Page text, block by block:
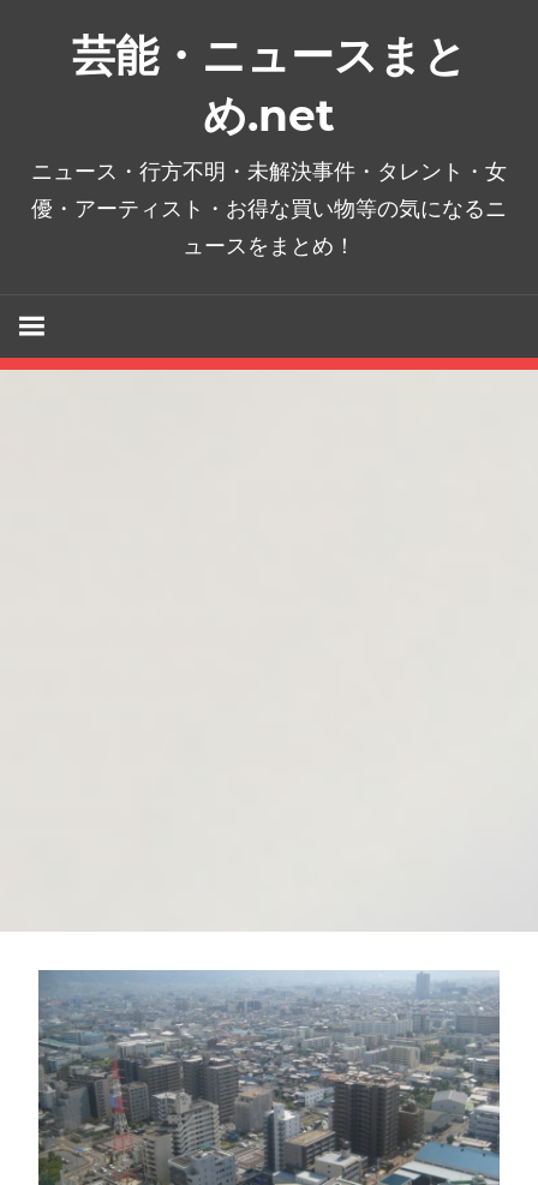
芸能・ニュースまと
め.net
ニュース・行方不明・未解決事件・タレント・女
優・アーティスト・お得な買い物等の気になるニ
ュースをまとめ！